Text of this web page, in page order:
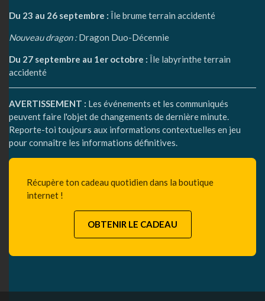
Du 23 au 26 septembre : Île brume terrain accidenté
Nouveau dragon :Dragon Duo-Décennie
Du 27 septembre au 1er octobre : Île labyrinthe terrain
accidenté
AVERTISSEMENT : Les événements et les communiqués
peuvent faire l'objet de changements de dernière minute.
Reporte-toi toujours aux informations contextuelles en jeu
pour connaître les informations définitives.
Récupère ton cadeau quotidien dans la boutique
internet !
OBTENIR LE CADEAU